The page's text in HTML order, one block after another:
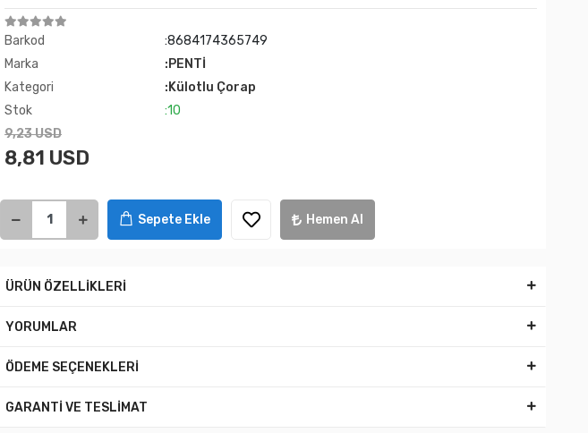
Barkod
:8684174365749
Marka
:PENTİ
Kategori
:Külotlu Çorap
Stok
:10
9,23 USD
8,81 USD
Sepete Ekle Hemen Al
ÜRÜN ÖZELLİKLERİ
YORUMLAR
ÖDEME SEÇENEKLERİ
GARANTİ VE TESLİMAT